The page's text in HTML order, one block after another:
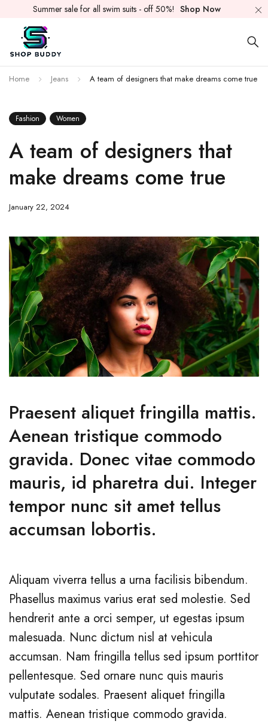
Summer sale for all swim suits - off 50%! Shop Now
Home Jeans A team of designers that make dreams come true
Fashion Women
A team of designers that
make dreams come true
January 22, 2024
Praesent aliquet fringilla mattis.
Aenean tristique commodo
gravida. Donec vitae commodo
mauris, id pharetra dui. Integer
tempor nunc sit amet tellus
accumsan lobortis.
Aliquam viverra tellus a urna facilisis bibendum.
Phasellus maximus varius erat sed molestie. Sed
hendrerit ante a orci semper, ut egestas ipsum
malesuada. Nunc dictum nisl at vehicula
accumsan. Nam fringilla tellus sed ipsum porttitor
pellentesque. Sed ornare nunc quis mauris
vulputate sodales. Praesent aliquet fringilla
mattis. Aenean tristique commodo gravida.